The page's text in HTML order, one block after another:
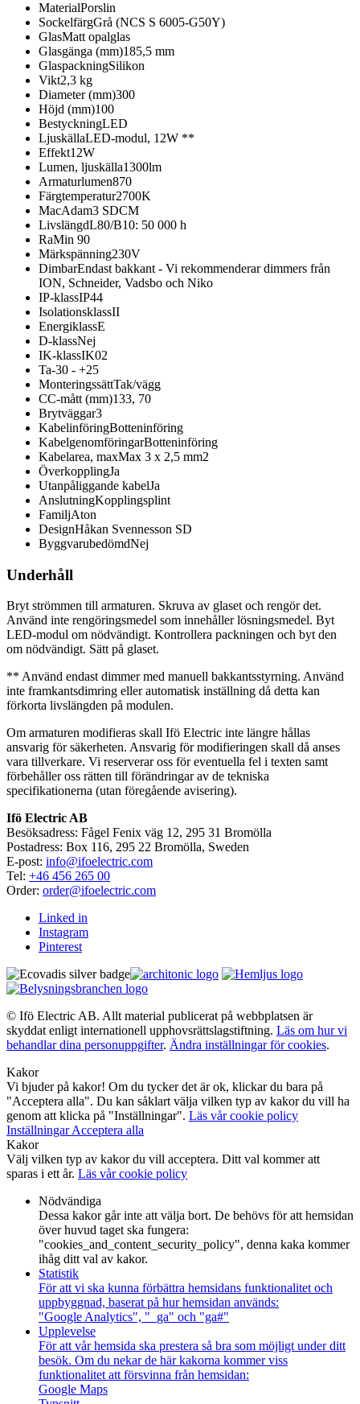
MaterialPorslin
SockelfärgGrå (NCS S 6005-G50Y)
GlasMatt opalglas
Glasgänga (mm)185,5 mm
GlaspackningSilikon
Vikt2,3 kg
Diameter (mm)300
Höjd (mm)100
BestyckningLED
LjuskällaLED-modul, 12W **
Effekt12W
Lumen, ljuskälla1300lm
Armaturlumen870
Färgtemperatur2700K
MacAdam3 SDCM
LivslängdL80/B10: 50 000 h
RaMin 90
Märkspänning230V
DimbarEndast bakkant - Vi rekommenderar dimmers från
ION, Schneider, Vadsbo och Niko
IP-klassIP44
IsolationsklassII
EnergiklassE
D-klassNej
IK-klassIK02
Ta-30 - +25
MonteringssättTak/vägg
CC-mått (mm)133, 70
Brytväggar3
KabelinföringBotteninföring
KabelgenomföringarBotteninföring
Kabelarea, maxMax 3 x 2,5 mm2
ÖverkopplingJa
Utanpåliggande kabelJa
AnslutningKopplingsplint
FamiljAton
DesignHåkan Svennesson SD
ByggvarubedömdNej
Underhåll
Bryt strömmen till armaturen. Skruva av glaset och rengör det.
Använd inte rengöringsmedel som innehåller lösningsmedel. Byt
LED-modul om nödvändigt. Kontrollera packningen och byt den
om nödvändigt. Sätt på glaset.
** Använd endast dimmer med manuell bakkantsstyrning. Använd
inte framkantsdimring eller automatisk inställning då detta kan
förkorta livslängden på modulen.
Om armaturen modifieras skall Ifö Electric inte längre hållas
ansvarig för säkerheten. Ansvarig för modifieringen skall då anses
vara tillverkare. Vi reserverar oss för eventuella fel i texten samt
förbehåller oss rätten till förändringar av de tekniska
specifikationerna (utan föregående avisering).
Ifö Electric AB
Besöksadress: Fågel Fenix väg 12, 295 31 Bromölla
Postadress: Box 116, 295 22 Bromölla, Sweden
E-post: info@ifoelectric.com
Tel: +46 456 265 00
Order: order@ifoelectric.com
Linked in
Instagram
Pinterest
© Ifö Electric AB. Allt material publicerat på webbplatsen är
skyddat enligt internationell upphovsrättslagstiftning. Läs om hur vi
behandlar dina personuppgifter. Ändra inställningar för cookies.
Kakor
Vi bjuder på kakor! Om du tycker det är ok, klickar du bara på
"Acceptera alla". Du kan såklart välja vilken typ av kakor du vill ha
genom att klicka på "Inställningar". Läs vår cookie policy
InställningarAcceptera alla
Kakor
Välj vilken typ av kakor du vill acceptera. Ditt val kommer att
sparas i ett år. Läs vår cookie policy
Nödvändiga
Dessa kakor går inte att välja bort. De behövs för att hemsidan
över huvud taget ska fungera:
"cookies_and_content_security_policy", denna kaka kommer
ihåg ditt val av kakor.
Statistik
För att vi ska kunna förbättra hemsidans funktionalitet och
uppbyggnad, baserat på hur hemsidan används:
"Google Analytics", "_ga" och "ga#"
Upplevelse
För att vår hemsida ska prestera så bra som möjligt under ditt
besök. Om du nekar de här kakorna kommer viss
funktionalitet att försvinna från hemsidan:
Google Maps